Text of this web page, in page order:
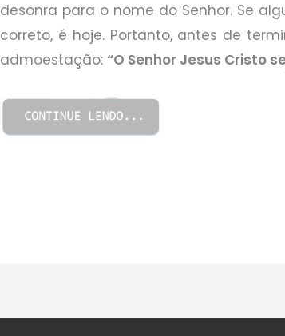
desonra para o nome do Senhor. Se
correto, é hoje. Portanto, antes de
admoestação:“O Senhor Jesus Cristo